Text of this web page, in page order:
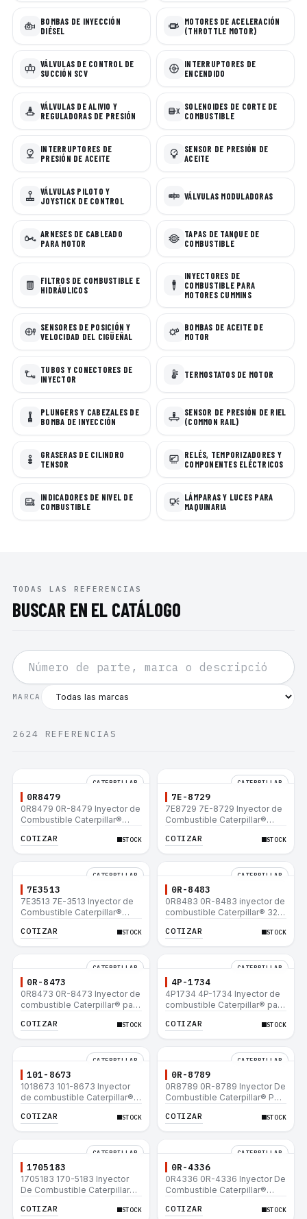
BOMBAS DE INYECCIÓN
DIÉSEL
MOTORES DE ACELERACIÓN
(THROTTLE MOTOR)
VÁLVULAS DE CONTROL DE
SUCCIÓN SCV
INTERRUPTORES DE
ENCENDIDO
VÁLVULAS DE ALIVIO Y
REGULADORAS DE PRESIÓN
SOLENOIDES DE CORTE DE
COMBUSTIBLE
INTERRUPTORES DE
PRESIÓN DE ACEITE
SENSOR DE PRESIÓN DE
ACEITE
VÁLVULAS PILOTO Y
JOYSTICK DE CONTROL
VÁLVULAS MODULADORAS
ARNESES DE CABLEADO
PARA MOTOR
TAPAS DE TANQUE DE
COMBUSTIBLE
FILTROS DE COMBUSTIBLE E
HIDRÁULICOS
INYECTORES DE
COMBUSTIBLE PARA
MOTORES CUMMINS
SENSORES DE POSICIÓN Y
VELOCIDAD DEL CIGÜEÑAL
BOMBAS DE ACEITE DE
MOTOR
TUBOS Y CONECTORES DE
INYECTOR
TERMOSTATOS DE MOTOR
PLUNGERS Y CABEZALES DE
BOMBA DE INYECCIÓN
SENSOR DE PRESIÓN DE RIEL
(COMMON RAIL)
GRASERAS DE CILINDRO
TENSOR
RELÉS, TEMPORIZADORES Y
COMPONENTES ELÉCTRICOS
INDICADORES DE NIVEL DE
COMBUSTIBLE
LÁMPARAS Y LUCES PARA
MAQUINARIA
TODAS LAS REFERENCIAS
BUSCAR EN EL CATÁLOGO
MARCA
2624 REFERENCIAS
CATERPILLAR
0R8479
0R8479 0R-8479 Inyector de
Combustible Caterpillar®
IT14B 910E
COTIZAR STOCK
CATERPILLAR
7E-8729
7E8729 7E-8729 Inyector de
Combustible Caterpillar®
IT14B 910E
COTIZAR STOCK
CATERPILLAR
7E3513
7E3513 7E-3513 Inyector de
Combustible Caterpillar®
IT14B 910E
COTIZAR STOCK
CATERPILLAR
0R-8483
0R8483 0R-8483 inyector de
combustible Caterpillar® 320
320N 320-A S IT18F IT28F
COTIZAR STOCK
CATERPILLAR
0R-8473
0R8473 0R-8473 Inyector de
combustible Caterpillar® para
COTIZAR STOCK
CATERPILLAR
4P-1734
4P1734 4P-1734 Inyector de
combustible Caterpillar® para
COTIZAR STOCK
CATERPILLAR
101-8673
1018673 101-8673 Inyector
de combustible Caterpillar®
COTIZAR STOCK
CATERPILLAR
0R-8789
0R8789 0R-8789 Inyector De
Combustible Caterpillar® PM-
RM-350 SM-350
COTIZAR STOCK
CATERPILLAR
1705183
1705183 170-5183 Inyector
De Combustible Caterpillar®
12H 140G 950B
COTIZAR STOCK
CATERPILLAR
0R-4336
0R4336 0R-4336 Inyector De
Combustible Caterpillar®
12H 140G 950B
COTIZAR STOCK